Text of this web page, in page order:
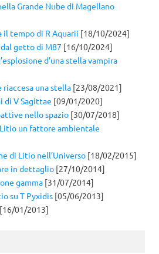
Grande Nube di Magellano
il tempo di R Aquarii [18/10/2024]
getto di M87 [16/10/2024]
d’una stella vampira
riaccesa una stella [23/08/2021]
di V Sagittae [09/01/2020]
nello spazio [30/07/2018]
Litio un fattore ambientale
di Litio nell’Universo [18/02/2015]
in dettaglio [27/10/2014]
gamma [31/07/2014]
su T Pyxidis [05/06/2013]
[16/01/2013]